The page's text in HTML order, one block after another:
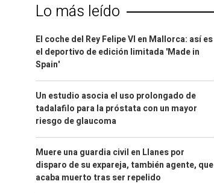
Lo más leído
El coche del Rey Felipe VI en Mallorca: así es
el deportivo de edición limitada 'Made in
Spain'
Un estudio asocia el uso prolongado de
tadalafilo para la próstata con un mayor
riesgo de glaucoma
Muere una guardia civil en Llanes por
disparo de su expareja, también agente, que
acaba muerto tras ser repelido